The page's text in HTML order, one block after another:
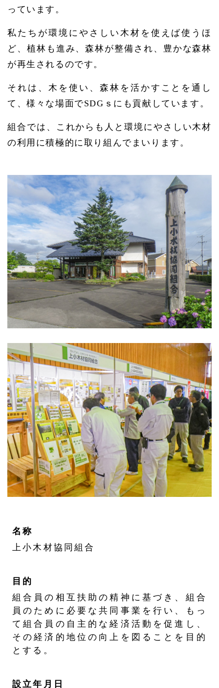
っています。
私たちが環境にやさしい木材を使えば使うほ
ど、植林も進み、森林が整備され、豊かな森林
が再生されるのです。
それは、木を使い、森林を活かすことを通し
て、様々な場面でSDGｓにも貢献しています。
組合では、これからも人と環境にやさしい木材
の利用に積極的に取り組んでまいります。
名称
上小木材協同組合
目的
組合員の相互扶助の精神に基づき、組合
員のために必要な共同事業を行い、もっ
て組合員の自主的な経済活動を促進し、
その経済的地位の向上を図ることを目的
とする。
設立年月日